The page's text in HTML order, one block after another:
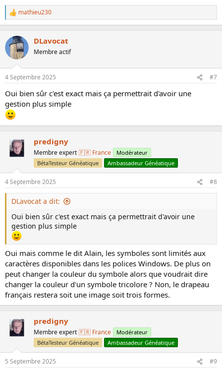
L
e
r
é
a
t
n
s
:
mathieu230
DLavocat
Membre actif
4 Septembre 2025 #7
Oui bien sûr c'est exact mais ça permettrait d'avoir une
gestion plus simple
predigny
Membre expert 🇫🇷 France
Modérateur
BétaTesteur Généatique
Ambassadeur Généatique
4 Septembre 2025 #8
DLavocat a dit:
Oui bien sûr c'est exact mais ça permettrait d'avoir une
gestion plus simple
Oui mais comme le dit Alain, les symboles sont limités aux
caractères disponibles dans les polices Windows. De plus on
peut changer la couleur du symbole alors que voudrait dire
changer la couleur d'un symbole tricolore ? Non, le drapeau
français restera soit une image soit trois formes.
predigny
Membre expert 🇫🇷 France
Modérateur
BétaTesteur Généatique
Ambassadeur Généatique
5 Septembre 2025 #9